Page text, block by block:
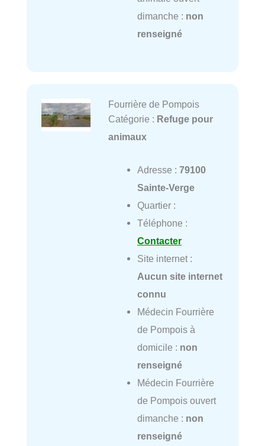
dimanche : non
renseigné
Fourrière de Pompois
Catégorie : Refuge pour
animaux
Adresse : 79100
Sainte-Verge
Quartier :
Téléphone :
Contacter
Site internet :
Aucun site internet
connu
Médecin Fourrière
de Pompois à
domicile : non
renseigné
Médecin Fourrière
de Pompois ouvert
dimanche : non
renseigné